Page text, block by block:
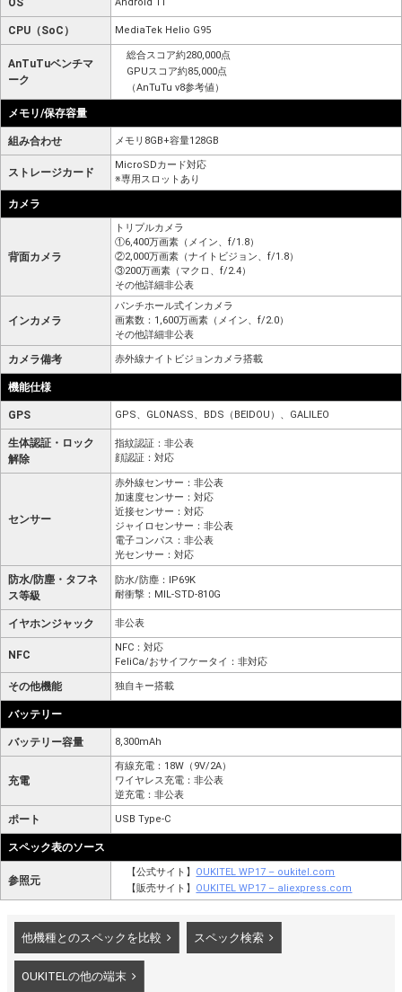
OS Android 11
CPU（SoC） MediaTek Helio G95
AnTuTuベンチマ
ーク
総合スコア約280,000点
GPUスコア約85,000点
（AnTuTu v8参考値）
メモリ/保存容量
組み合わせ メモリ8GB+容量128GB
ストレージカード
MicroSDカード対応
※専用スロットあり
カメラ
背面カメラ
トリプルカメラ
①6,400万画素（メイン、f/1.8）
②2,000万画素（ナイトビジョン、f/1.8）
③200万画素（マクロ、f/2.4）
その他詳細非公表
インカメラ
パンチホール式インカメラ
画素数：1,600万画素（メイン、f/2.0）
その他詳細非公表
カメラ備考 赤外線ナイトビジョンカメラ搭載
機能仕様
GPS GPS、GLONASS、BDS（BEIDOU）、GALILEO
生体認証・ロック
解除
指紋認証：非公表
顔認証：対応
センサー
赤外線センサー：非公表
加速度センサー：対応
近接センサー：対応
ジャイロセンサー：非公表
電子コンパス：非公表
光センサー：対応
防水/防塵・タフネ
ス等級
防水/防塵：IP69K
耐衝撃：MIL-STD-810G
イヤホンジャック 非公表
NFC
NFC：対応
FeliCa/おサイフケータイ：非対応
その他機能 独自キー搭載
バッテリー
バッテリー容量 8,300mAh
充電
有線充電：18W（9V/2A）
ワイヤレス充電：非公表
逆充電：非公表
ポート USB Type-C
スペック表のソース
参照元
【公式サイト】 OUKITEL WP17 – oukitel.com
【販売サイト】 OUKITEL WP17 – aliexpress.com
他機種とのスペックを比較 スペック検索
OUKITELの他の端末